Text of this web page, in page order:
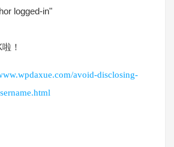
logged-in"
！
avoid-disclosing-